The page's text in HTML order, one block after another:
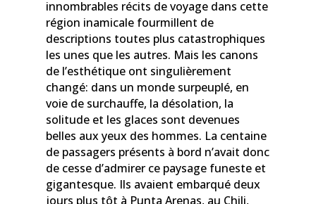
innombrables récits de voyage dans cette
région inamicale fourmillent de
descriptions toutes plus catastrophiques
les unes que les autres. Mais les canons
de l’esthétique ont singulièrement
changé: dans un monde surpeuplé, en
voie de surchauffe, la désolation, la
solitude et les glaces sont devenues
belles aux yeux des hommes. La centaine
de passagers présents à bord n’avait donc
de cesse d’admirer ce paysage funeste et
gigantesque. Ils avaient embarqué deux
jours plus tôt à Punta Arenas, au Chili,